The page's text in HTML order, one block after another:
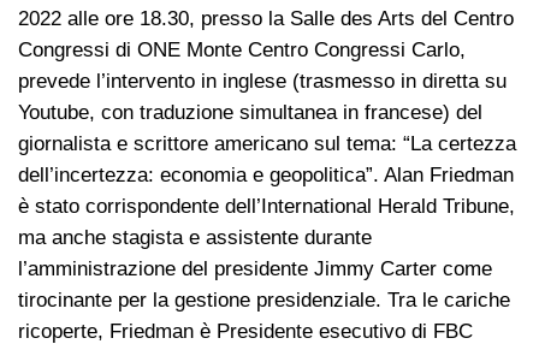
2022 alle ore 18.30, presso la Salle des Arts del Centro
Congressi di ONE Monte Centro Congressi Carlo,
prevede l’intervento in inglese (trasmesso in diretta su
Youtube, con traduzione simultanea in francese) del
giornalista e scrittore americano sul tema: “La certezza
dell’incertezza: economia e geopolitica”. Alan Friedman
è stato corrispondente dell’International Herald Tribune,
ma anche stagista e assistente durante
l’amministrazione del presidente Jimmy Carter come
tirocinante per la gestione presidenziale. Tra le cariche
ricoperte, Friedman è Presidente esecutivo di FBC